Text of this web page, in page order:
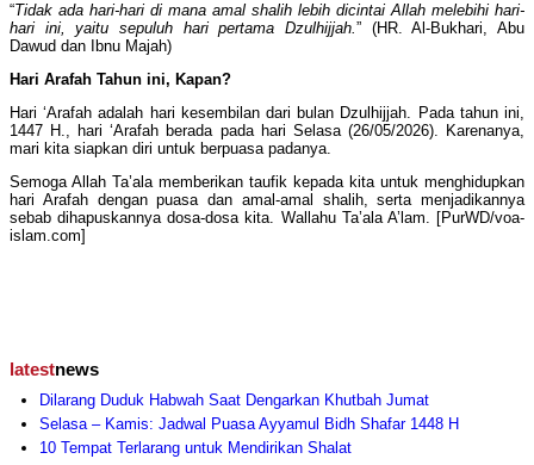
“Tidak ada hari-hari di mana amal shalih lebih dicintai Allah melebihi hari-
hari ini, yaitu sepuluh hari pertama Dzulhijjah.” (HR. Al-Bukhari, Abu
Dawud dan Ibnu Majah)
Hari Arafah Tahun ini, Kapan?
Hari ‘Arafah adalah hari kesembilan dari bulan Dzulhijjah. Pada tahun ini,
1447 H., hari ‘Arafah berada pada hari Selasa (26/05/2026). Karenanya,
mari kita siapkan diri untuk berpuasa padanya.
Semoga Allah Ta’ala memberikan taufik kepada kita untuk menghidupkan
hari Arafah dengan puasa dan amal-amal shalih, serta menjadikannya
sebab dihapuskannya dosa-dosa kita. Wallahu Ta’ala A’lam. [PurWD/voa-
islam.com]
latestnews
Dilarang Duduk Habwah Saat Dengarkan Khutbah Jumat
Selasa – Kamis: Jadwal Puasa Ayyamul Bidh Shafar 1448 H
10 Tempat Terlarang untuk Mendirikan Shalat